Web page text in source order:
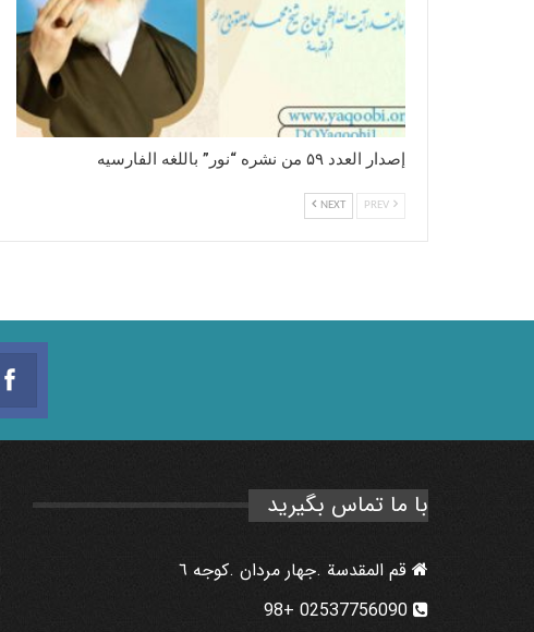
إصدار العدد ۵۹ من نشره “نور” باللغه الفارسیه
NEXT
با ما تماس بگیرید
قم المقدسة .جهار مردان .كوجه ٦